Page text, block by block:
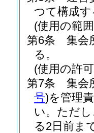
つて構成す
(使用の範
第6条
集会
る。
(使用の許
第7条
集会
号)を管理
い。 ただ
る2日前ま